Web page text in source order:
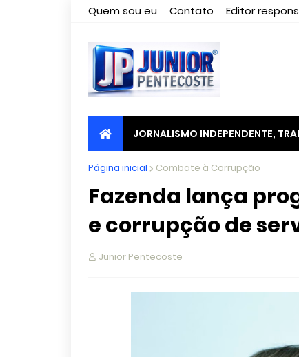
Quem sou eu Contato Editor
JORNALISMO INDEPENDENTE,
Página inicial Combate à Corrupção
Fazenda lança
e corrupção de
Junior Pentecoste